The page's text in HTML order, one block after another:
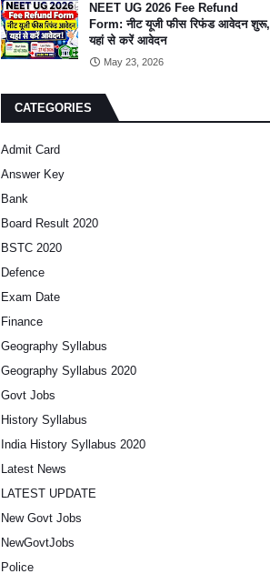
NEET UG 2026 Fee Refund
Form: नीट यूजी फीस रिफंड आवेदन शुरू,
यहां से करें आवेदन
May 23, 2026
CATEGORIES
Admit Card
Answer Key
Bank
Board Result 2020
BSTC 2020
Defence
Exam Date
Finance
Geography Syllabus
Geography Syllabus 2020
Govt Jobs
History Syllabus
India History Syllabus 2020
Latest News
LATEST UPDATE
New Govt Jobs
NewGovtJobs
Police